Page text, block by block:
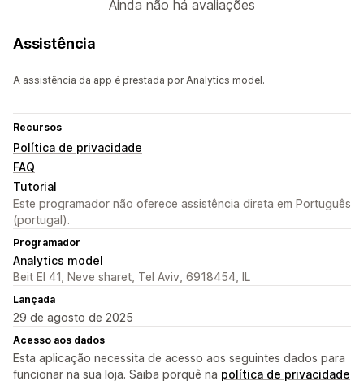
Ainda não há avaliações
Assistência
A assistência da app é prestada por Analytics model.
Recursos
Política de privacidade
FAQ
Tutorial
Este programador não oferece assistência direta em Português
(portugal).
Programador
Analytics model
Beit El 41, Neve sharet, Tel Aviv, 6918454, IL
Lançada
29 de agosto de 2025
Acesso aos dados
Esta aplicação necessita de acesso aos seguintes dados para
funcionar na sua loja. Saiba porquê na política de privacidade